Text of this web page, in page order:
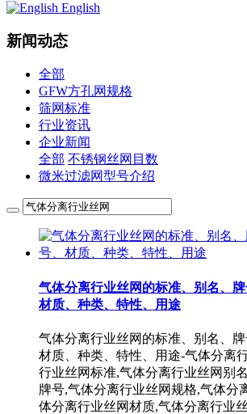
English
新闻动态
全部
GFW方孔网规格
筛网标准
行业资讯
企业新闻
全部 不锈钢丝网目数
微米过滤网型号介绍
气体分离行业丝网的‌标准、别名、牌
材质、种类、特性、用途
气体分离行业丝网的‌标准、别名、牌
材质、种类、特性、用途-气体分离
行业丝网标准,气体分离行业丝网别
牌号,气体分离行业丝网规格,气体分
体分离行业丝网材质,气体分离行业